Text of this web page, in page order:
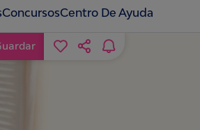
ConcursosCentro De Ayuda